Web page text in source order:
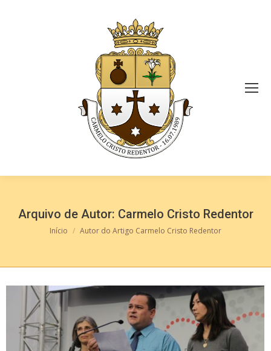
Arquivo de Autor: Carmelo Cristo Redentor
Você está aqui:
Início Autor do Artigo Carmelo Cristo Redentor